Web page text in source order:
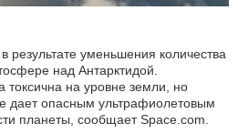
И МОТО
БЛОГ
результате уменьшения количества
над Антарктидой.
токсична на уровне земли, но
дает опасным ультрафиолетовым
планеты, сообщает Space.com.